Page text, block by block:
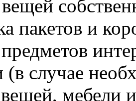
вещей
пакетов и
(в случае
вещей, мебели